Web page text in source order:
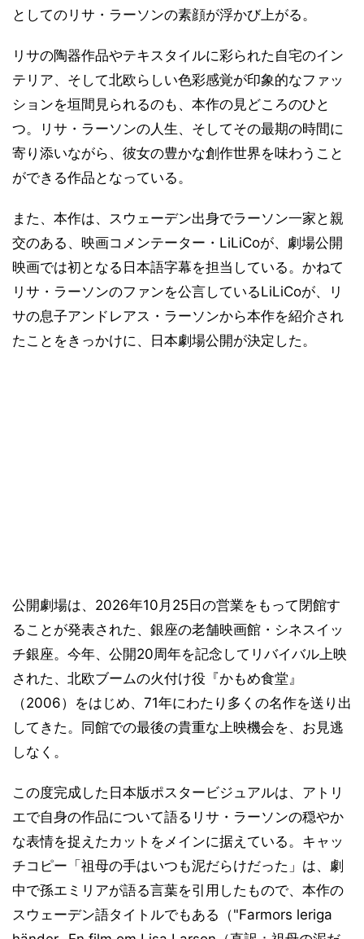
としてのリサ・ラーソンの素顔が浮かび上がる。
リサの陶器作品やテキスタイルに彩られた自宅のイン
テリア、そして北欧らしい色彩感覚が印象的なファッ
ションを垣間見られるのも、本作の見どころのひと
つ。リサ・ラーソンの人生、そしてその最期の時間に
寄り添いながら、彼女の豊かな創作世界を味わうこと
ができる作品となっている。
また、本作は、スウェーデン出身でラーソン一家と親
交のある、映画コメンテーター・LiLiCoが、劇場公開
映画では初となる日本語字幕を担当している。かねて
リサ・ラーソンのファンを公言しているLiLiCoが、リ
サの息子アンドレアス・ラーソンから本作を紹介され
たことをきっかけに、日本劇場公開が決定した。
公開劇場は、2026年10月25日の営業をもって閉館す
ることが発表された、銀座の老舗映画館・シネスイッ
チ銀座。今年、公開20周年を記念してリバイバル上映
された、北欧ブームの火付け役『かもめ食堂』
（2006）をはじめ、71年にわたり多くの名作を送り出
してきた。同館での最後の貴重な上映機会を、お見逃
しなく。
この度完成した日本版ポスタービジュアルは、アトリ
エで自身の作品について語るリサ・ラーソンの穏やか
な表情を捉えたカットをメインに据えている。キャッ
チコピー「祖母の手はいつも泥だらけだった」は、劇
中で孫エミリアが語る言葉を引用したもので、本作の
スウェーデン語タイトルでもある（"Farmors leriga